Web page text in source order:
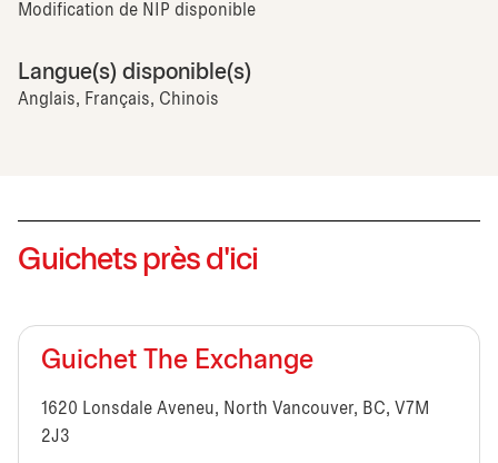
Modification de NIP disponible
Langue(s) disponible(s)
Anglais, Français, Chinois
Guichets près d'ici
Guichet The Exchange
1620 Lonsdale Aveneu, North Vancouver, BC, V7M
2J3